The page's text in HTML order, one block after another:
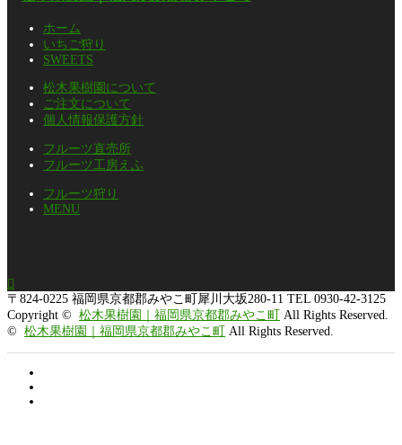
ホーム
いちご狩り
SWEETS
松木果樹園について
ご注文について
個人情報保護方針
フルーツ直売所
フルーツ工房えふ
フルーツ狩り
MENU

〒824-0225 福岡県京都郡みやこ町犀川大坂280-11 TEL 0930-42-3125
Copyright © 松木果樹園｜福岡県京都郡みやこ町 All Rights Reserved.
© 松木果樹園｜福岡県京都郡みやこ町 All Rights Reserved.